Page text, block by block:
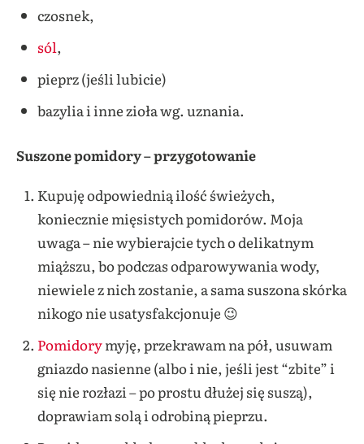
czosnek,
sól,
pieprz (jeśli lubicie)
bazylia i inne zioła wg. uznania.
Suszone pomidory – przygotowanie
Kupuję odpowiednią ilość świeżych,
koniecznie mięsistych pomidorów. Moja
uwaga – nie wybierajcie tych o delikatnym
miąższu, bo podczas odparowywania wody,
niewiele z nich zostanie, a sama suszona skórka
nikogo nie usatysfakcjonuje 😉
Pomidorymyję, przekrawam na pół, usuwam
gniazdo nasienne (albo i nie, jeśli jest “zbite” i
się nie rozłazi – po prostu dłużej się suszą),
doprawiam solą i odrobiną pieprzu.